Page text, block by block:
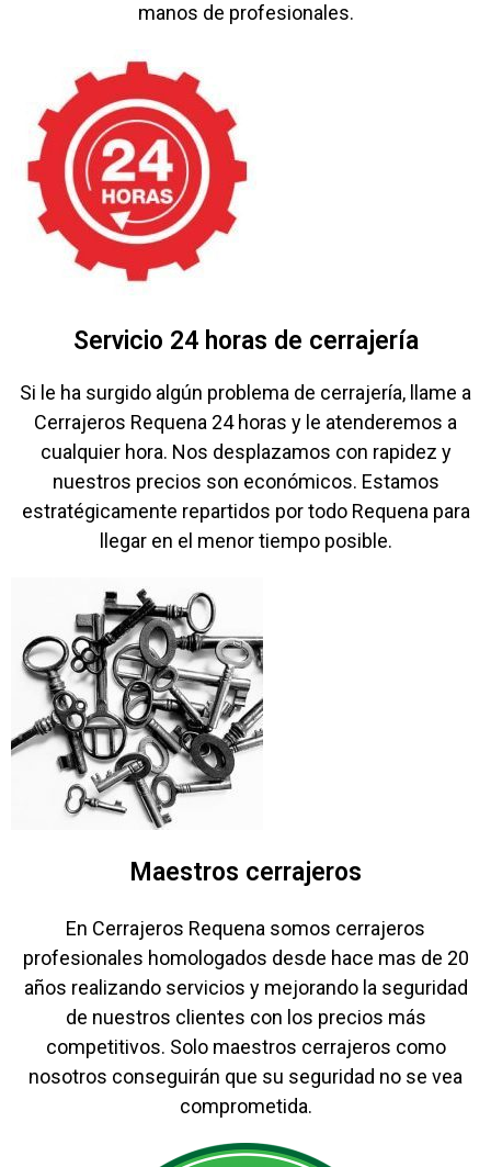
manos de profesionales.
Servicio 24 horas de cerrajería
Si le ha surgido algún problema de cerrajería, llame a
Cerrajeros Requena 24 horas y le atenderemos a
cualquier hora. Nos desplazamos con rapidez y
nuestros precios son económicos. Estamos
estratégicamente repartidos por todo Requena para
llegar en el menor tiempo posible.
Maestros cerrajeros
En Cerrajeros Requena somos cerrajeros
profesionales homologados desde hace mas de 20
años realizando servicios y mejorando la seguridad
de nuestros clientes con los precios más
competitivos. Solo maestros cerrajeros como
nosotros conseguirán que su seguridad no se vea
comprometida.